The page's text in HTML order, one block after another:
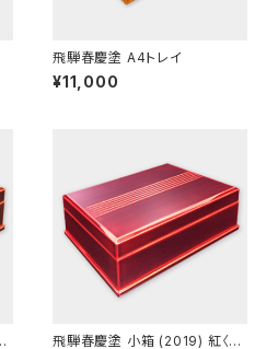
飛騨春慶塗 A4トレイ
¥11,000
飛騨春慶塗 小箱 (2019) 紅〈弁